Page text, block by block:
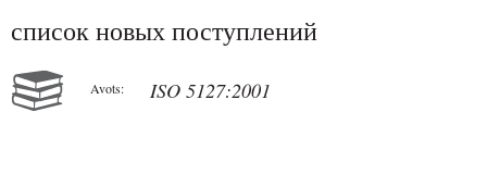
список новых поступлений
Avots: ISO 5127:2001